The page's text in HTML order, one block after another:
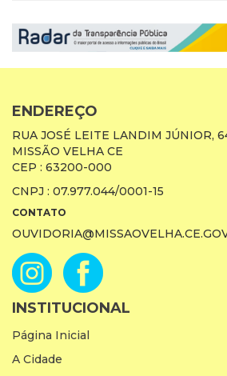
ENDEREÇO
RUA JOSÉ LEITE LANDIM JÚNIOR,
MISSÃO VELHA CE
CEP : 63200-000
CNPJ : 07.977.044/0001-15
CONTATO
INSTITUCIONAL
Página Inicial
A Cidade